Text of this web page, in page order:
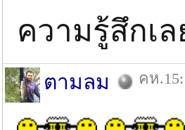
ความรู้สึกเ
ตามลม คห